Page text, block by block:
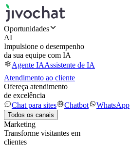
Oportunidades
AI
Impulsione o desempenho
da sua equipe com IA
Agente IAAssistente de IA
Atendimento ao cliente
Ofereça atendimento
de excelência
Chat para sites
Chatbot WhatsApp
Todos os canais
Marketing
Transforme visitantes em
clientes